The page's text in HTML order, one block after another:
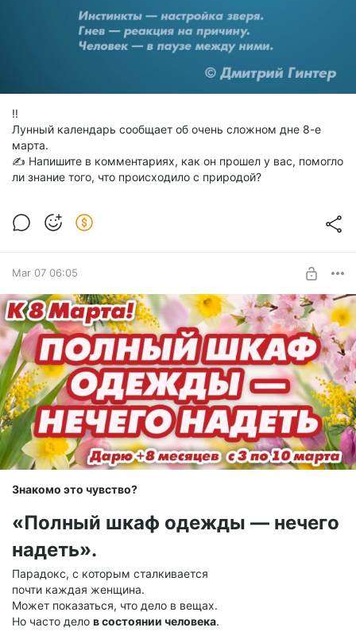
‼️
Лунный календарь сообщает об очень сложном дне 8-е
марта.
✍️ Напишите в комментариях, как он прошел у вас, помогло
ли знание того, что происходило с природой?
Mar 07 06:05
Знакомо это чувство?
«Полный шкаф одежды — нечего
надеть».
Парадокс, с которым сталкивается
почти каждая женщина.
Может показаться, что дело в вещах.
Но часто дело в состоянии человека.